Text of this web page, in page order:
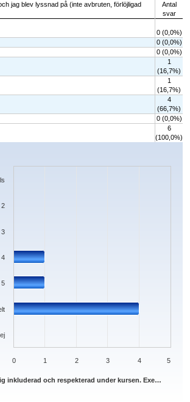
jag blev lyssnad på (inte avbruten, förlöjligad
Antal
svar
0 (0,0%)
0 (0,0%)
0 (0,0%)
1
(16,7%)
1
(16,7%)
4
(66,7%)
0 (0,0%)
6
(100,0%)
categories.
inkluderad och respekterad under kursen. Exe…
helt
5
4
3
2
0 1 2 3 4 5